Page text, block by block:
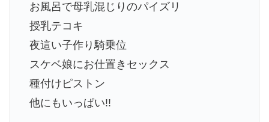
お風呂で母乳混じりのパイズリ
授乳テコキ
夜這い子作り騎乗位
スケベ娘にお仕置きセックス
種付けピストン
他にもいっぱい!!